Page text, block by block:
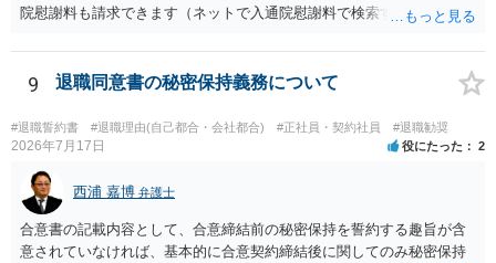
院慰謝料も請求できます（ネットで入通院慰謝料で検索すると詳しい
後遺障害慰謝料も請求できます。これらは後遺障害の等級、あなたの
収入、年齢等で大きく変わりますので一般的にいくらとは言えませ
ん。 弁護士に依頼する費用はそれぞれの弁護士で異なるので個別に聞
いてみるしかありませんが、旧日弁連規準を使った着手金・成功報酬
方式と着手金ゼロまたは少額で成功報酬大目の方式のどちらかが多い
と思います（個々の弁護士次第なので一般化はできません）。 早めに
弁護士に直接面談で相談されることをお勧めします。
9 退職同意書の秘密保持義務について
#退職誓約書 #退職理由(自己都合・会社都合) #正社員・契約社員 #退職勧奨
2026年7月17日 役にたった 2
西浦 嘉博 弁護士
合意書の記載内容として、合意締結前の秘密保持を誓約する趣旨が含
意されていなければ、基本的に合意契約締結後に関してのみ秘密保持